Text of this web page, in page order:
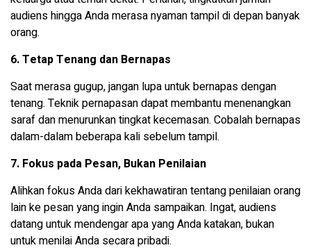
audiens hingga Anda merasa nyaman tampil di depan banyak
orang.
6. Tetap Tenang dan Bernapas
Saat merasa gugup, jangan lupa untuk bernapas dengan
tenang. Teknik pernapasan dapat membantu menenangkan
saraf dan menurunkan tingkat kecemasan. Cobalah bernapas
dalam-dalam beberapa kali sebelum tampil.
7. Fokus pada Pesan, Bukan Penilaian
Alihkan fokus Anda dari kekhawatiran tentang penilaian orang
lain ke pesan yang ingin Anda sampaikan. Ingat, audiens
datang untuk mendengar apa yang Anda katakan, bukan
untuk menilai Anda secara pribadi.